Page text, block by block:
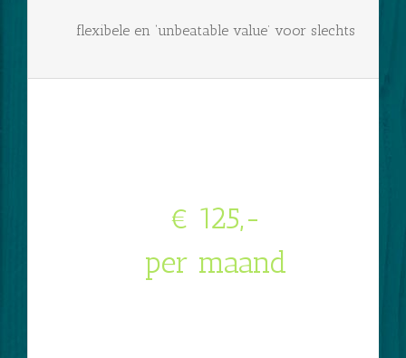
flexibele en ‘unbeatable value’ voor slechts
€ 125,-
per maand